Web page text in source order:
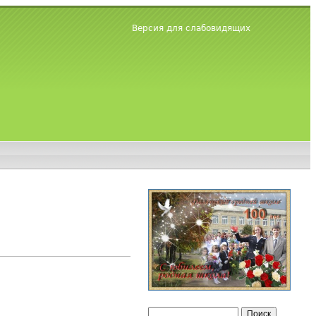
Версия для слабовидящих